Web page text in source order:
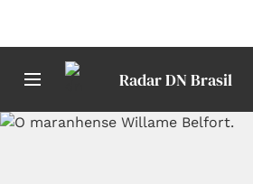
Radar DN Brasil